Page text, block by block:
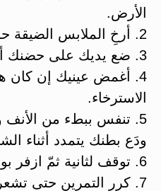
الأرض.
2. أرخِ الملابس الضيقة حول البطن والخصر.
3. ضع يديك على حضنك أو على جنبيك.
4. أغمض عينيك إن كان
الاسترخاء.
5. تنفس ببطء من الأنف
ودَع بطنك يتمدد أثناء
6. توقف لثانية ثمّ ازفر بوتيرة طبيعية عبر الفم.
7. كرر التمرين حتى تشعر بالاسترخاء.